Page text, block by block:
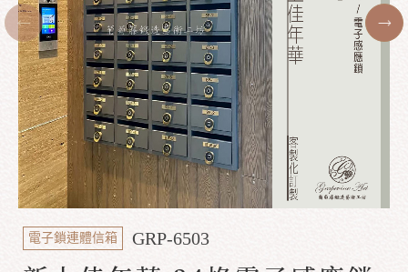
電子鎖連體信箱 GRP-6503